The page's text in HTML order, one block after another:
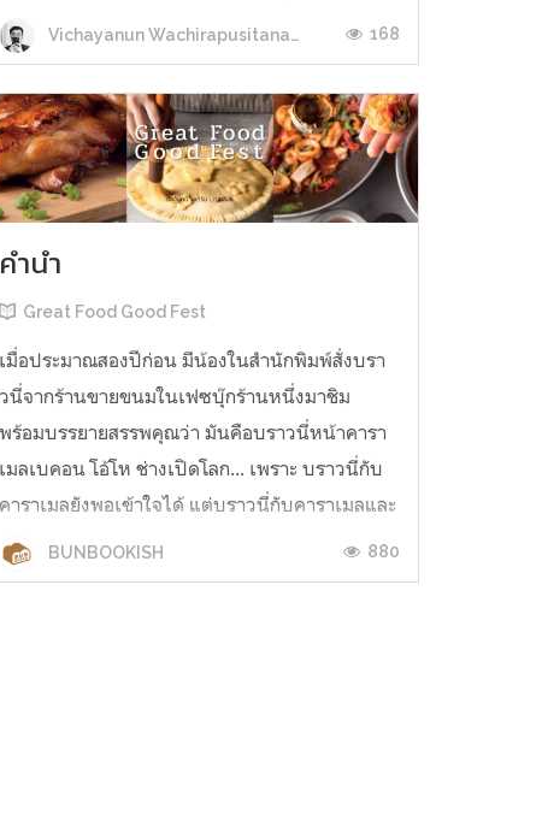
หัวหอมและไข่ แล้วค่อยราดข้าว วันนี้ผมหุงข้าวกับ
เตาไมโครเวฟเหมือนเดิม ...
Vichayanun Wachirapusitanand 168
คำนำ
Great Food Good Fest
เมื่อประมาณสองปีก่อน มีน้องในสำนักพิมพ์สั่งบรา
วนี่จากร้านขายขนมในเฟซบุ๊กร้านหนึ่งมาชิม
พร้อมบรรยายสรรพคุณว่า มันคือบราวนี่หน้าคารา
เมลเบคอน โอ้โห ช่างเปิดโลก... เพราะ บราวนี่กับ
คาราเมลยังพอเข้าใจได้ แต่บราวนี่กับคาราเมลและ
เบคอนมันคืออะไร... พอมาปีนี้ก็มีโอกาสได้รู้จักกับ
‘เช้า—ต่อจันทร์ แค...
BUNBOOKISH 880